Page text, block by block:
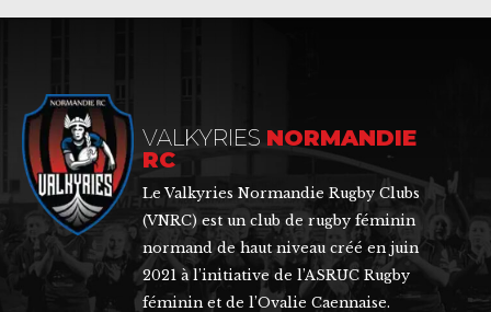
VALKYRIES NORMANDIE
RC
Le Valkyries Normandie Rugby Clubs
(VNRC) est un club de rugby féminin
normand de haut niveau créé en juin
2021 à l’initiative de l’ASRUC Rugby
féminin et de l’Ovalie Caennaise.